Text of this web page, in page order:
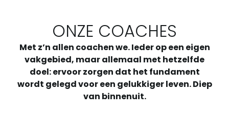
ONZE COACHES
Met z’n allen coachen we. Ieder op een eigen
vakgebied, maar allemaal met hetzelfde
doel: ervoor zorgen dat het fundament
wordt gelegd voor een gelukkiger leven. Diep
van binnenuit.